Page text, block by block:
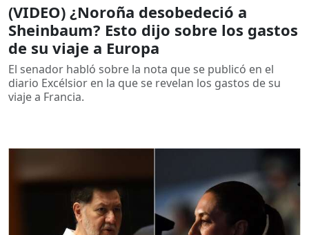
(VIDEO) ¿Noroña desobedeció a
Sheinbaum? Esto dijo sobre los gastos
de su viaje a Europa
El senador habló sobre la nota que se publicó en el
diario Excélsior en la que se revelan los gastos de su
viaje a Francia.